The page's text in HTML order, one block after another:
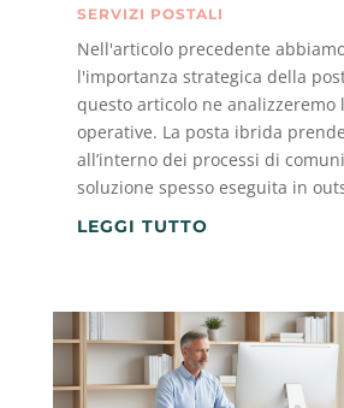
SERVIZI POSTALI
Nell'articolo precedente
l'importanza strategica della
questo articolo ne analizzeremo
operative. La posta ibrida
all’interno dei processi di
soluzione spesso eseguita in
LEGGI TUTTO